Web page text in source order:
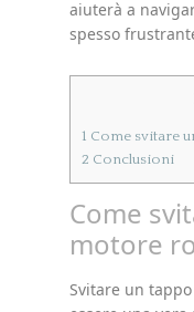
aiuterà a
spesso
1 Come svitare
2 Conclusioni
Come
motore
Svitare un